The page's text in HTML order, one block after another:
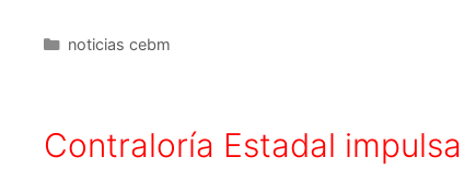
noticias cebm
Contraloría Estadal